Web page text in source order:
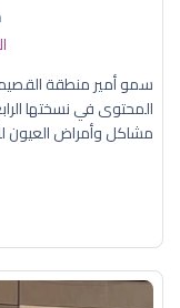
سمو أمير منطقة
المحتوى في نسختها
مشاكل وأمراض العيون